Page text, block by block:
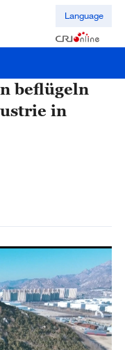
Language
beflügeln
in